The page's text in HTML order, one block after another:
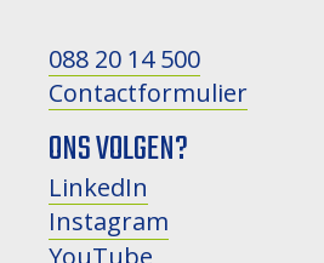
088 20 14 500
Contactformulier
ONS VOLGEN?
LinkedIn
Instagram
YouTube